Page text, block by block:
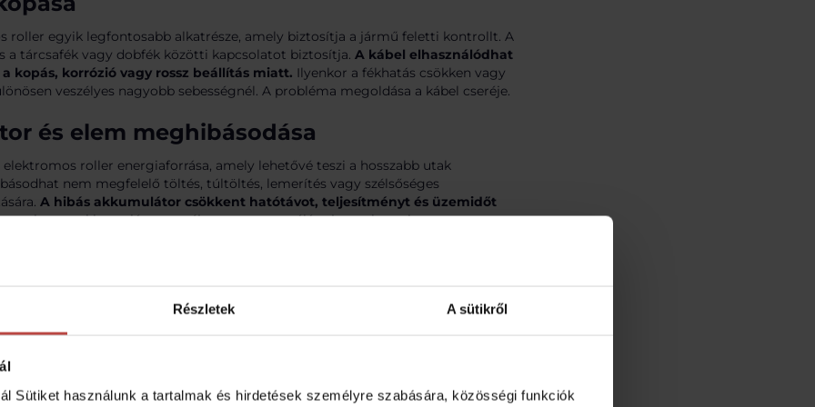
Részletek A sütikről
Sütiket használunk a tartalmak és hirdetések személyre szabására, közösségi funkciók
roller egyik legfontosabb alkatrésze, amely biztosítja a jármű feletti kontrollt. A
a tárcsafék vagy dobfék közötti kapcsolatot biztosítja.A kábel elhasználódhat
kopás, korrózió vagy rossz beállítás miatt. Ilyenkor a fékhatás csökken vagy
veszélyes nagyobb sebességnél. A probléma megoldása a kábel cseréje.
és elem meghibásodása
roller energiaforrása, amely lehetővé teszi a hosszabb utak
nem megfelelő töltés, túltöltés, lemerítés vagy szélsőséges
A hibás akkumulátor csökkent hatótávot, teljesítményt és üzemidőt
esetben az akkumulátor cseréje vagy regenerálása javasolt, ami az
törése
köti össze a roller alvázával. Túlterhelés, ütés vagy szerkezeti hiba miatt
eltörhet.A törött kormányrúd lehetetlenné teszi a jármű irányítását, ami